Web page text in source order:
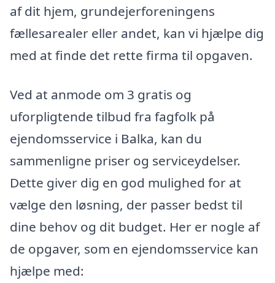
af dit hjem, grundejerforeningens
fællesarealer eller andet, kan vi hjælpe dig
med at finde det rette firma til opgaven.
Ved at anmode om 3 gratis og
uforpligtende tilbud fra fagfolk på
ejendomsservice i Balka, kan du
sammenligne priser og serviceydelser.
Dette giver dig en god mulighed for at
vælge den løsning, der passer bedst til
dine behov og dit budget. Her er nogle af
de opgaver, som en ejendomsservice kan
hjælpe med: